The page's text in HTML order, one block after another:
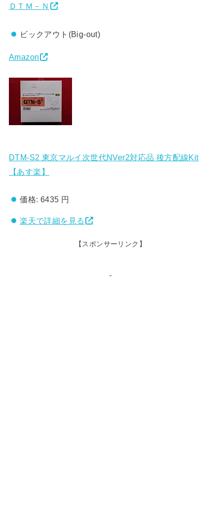
ＤＴＭ－Ｎ
ビックアウト(Big-out)
Amazon
DTM-S2 東京マルイ次世代NVer2対応品 後方配線Kit
【あす楽】
価格: 6435 円
楽天で詳細を見る
【スポンサーリンク】